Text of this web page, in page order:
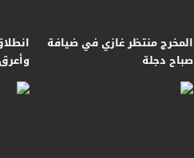
المخرج منتظر غازي في ضيافة
صباح دجلة